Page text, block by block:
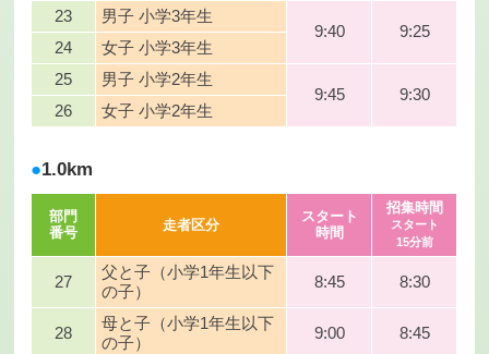
23
男子 小学3年生
9:40
9:25
24
女子 小学3年生
25
男子 小学2年生
9:45
9:30
26
女子 小学2年生
1.0km
部門
番号
走者区分
スタート
時間
招集時間
スタート
15分前
27
父と子（小学1年生以下
の子）
8:45 8:30
28
母と子（小学1年生以下
の子）
9:00 8:45